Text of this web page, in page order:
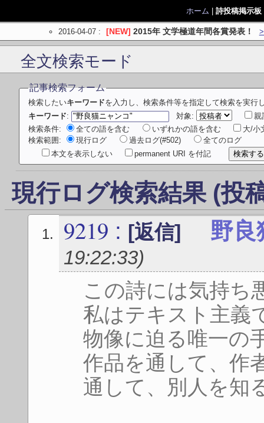
ホーム 詩投稿掲示板
2016-04-07: [NEW] 2015年 文学極道年間各賞発表！
全文検索モード
記事検索フォーム
検索したいキーワードを入力し、検索条件等を指定して検索を実行
キーワード: 対象:
親
検索条件:
全ての語を含む いずれかの語を含む
大/小
検索範囲:
現行ログ 過去ログ(#502)
全てのログ
本文を表示しない
permanent URI を付記
現行ログ検索結果 (投
9219 : [返信] 野良
19:22:33)
この詩には気持ち
私はテキスト主義
物像に迫る唯一の
作品を通して、作
通して、別人を知